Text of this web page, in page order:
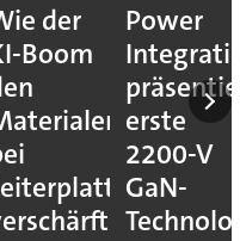
der
Boom
Power
erste
2200-V
GaN-